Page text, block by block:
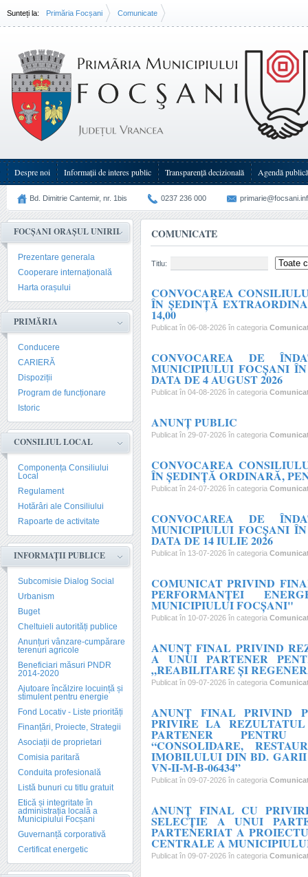
Sunteți la: Primăria Focșani Comunicate
Despre noi Informații de interes public Transparenţă decizională Agendă publică
Bd. Dimitrie Cantemir, nr. 1bis 0237 236 000
FOCȘANI ORAȘUL UNIRII
Prezentare generala
Cooperare internațională
Harta orașului
PRIMĂRIA
Conducere
CARIERĂ
Dispoziții
Program de funcționare
Istoric
CONSILIUL LOCAL
Componența Consiliului
Local
Regulament
Hotărâri ale Consiliului
Rapoarte de activitate
INFORMAȚII PUBLICE
Subcomisie Dialog Social
Urbanism
Buget
Cheltuieli autorități publice
Anunțuri vânzare-cumpărare
terenuri agricole
Beneficiari măsuri PNDR
2014-2020
Ajutoare încălzire locuință și
stimulent pentru energie
Fond Locativ - Liste priorități
Finanțări, Proiecte, Strategii
Asociații de proprietari
Comisia paritară
Conduita profesională
Listă bunuri cu titlu gratuit
Etică și integritate în
administrația locală a
Municipiului Focșani
Guvernanță corporativă
Certificat energetic
COMUNICATE
Titlu:
CONVOCAREA
ÎN ŞEDINŢĂ
14,00
Publicat în 06-08-2026 în categoria
CONVOCAREA DE
MUNICIPIULUI FOCŞANI
DATA DE 4 AUGUST 2026
Publicat în 04-08-2026 în categoria
ANUNȚ PUBLIC
Publicat în 29-07-2026 în categoria
CONVOCAREA
ÎN ŞEDINŢĂ ORDINARĂ,
Publicat în 24-07-2026 în categoria
CONVOCAREA DE
MUNICIPIULUI FOCŞANI
DATA DE 14 IULIE 2026
Publicat în 13-07-2026 în categoria
COMUNICAT PRIVIND
PERFORMANȚEI
MUNICIPIULUI FOCȘANI"
Publicat în 10-07-2026 în categoria
ANUNȚ FINAL PRIVIND
A UNUI PARTENER
„REABILITARE ȘI
Publicat în 09-07-2026 în categoria
ANUNȚ FINAL PRIVIND
PRIVIRE LA
PARTENER PENTRU
“CONSOLIDARE,
IMOBILULUI DIN BD.
VN-II-M-B-06434”
Publicat în 09-07-2026 în categoria
ANUNȚ FINAL CU
SELECȚIE A UNUI
PARTENERIAT A
CENTRALE A
Publicat în 09-07-2026 în categoria